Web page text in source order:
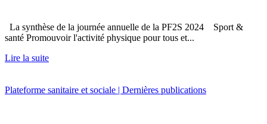
La synthèse de la journée annuelle de la PF2S 2024 Sport &
santé Promouvoir l'activité physique pour tous et...
Lire la suite
Plateforme sanitaire et sociale | Dernières publications